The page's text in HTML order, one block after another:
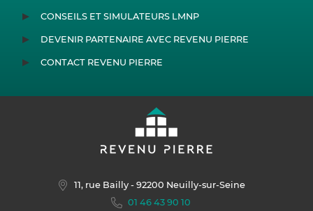
CONSEILS ET SIMULATEURS LMNP
DEVENIR PARTENAIRE AVEC REVENU PIERRE
CONTACT REVENU PIERRE
11, rue Bailly- 92200 Neuilly-sur-Seine
01 46 43 90 10